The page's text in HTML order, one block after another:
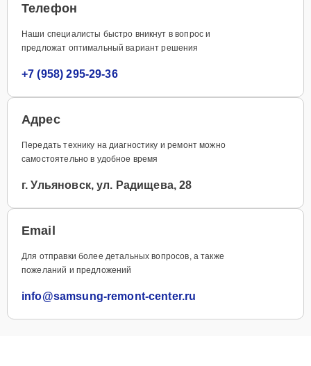
Телефон
Наши специалисты быстро вникнут в вопрос и
предложат оптимальный вариант решения
+7 (958) 295-29-36
Адрес
Передать технику на диагностику и ремонт можно
самостоятельно в удобное время
г. Ульяновск, ул. Радищева, 28
Email
Для отправки более детальных вопросов, а также
пожеланий и предложений
info@samsung-remont-center.ru